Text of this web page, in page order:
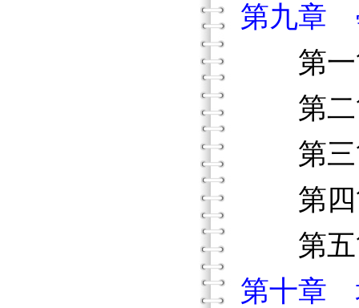
第九章
第一
第二
第三
第四
第五
第十章